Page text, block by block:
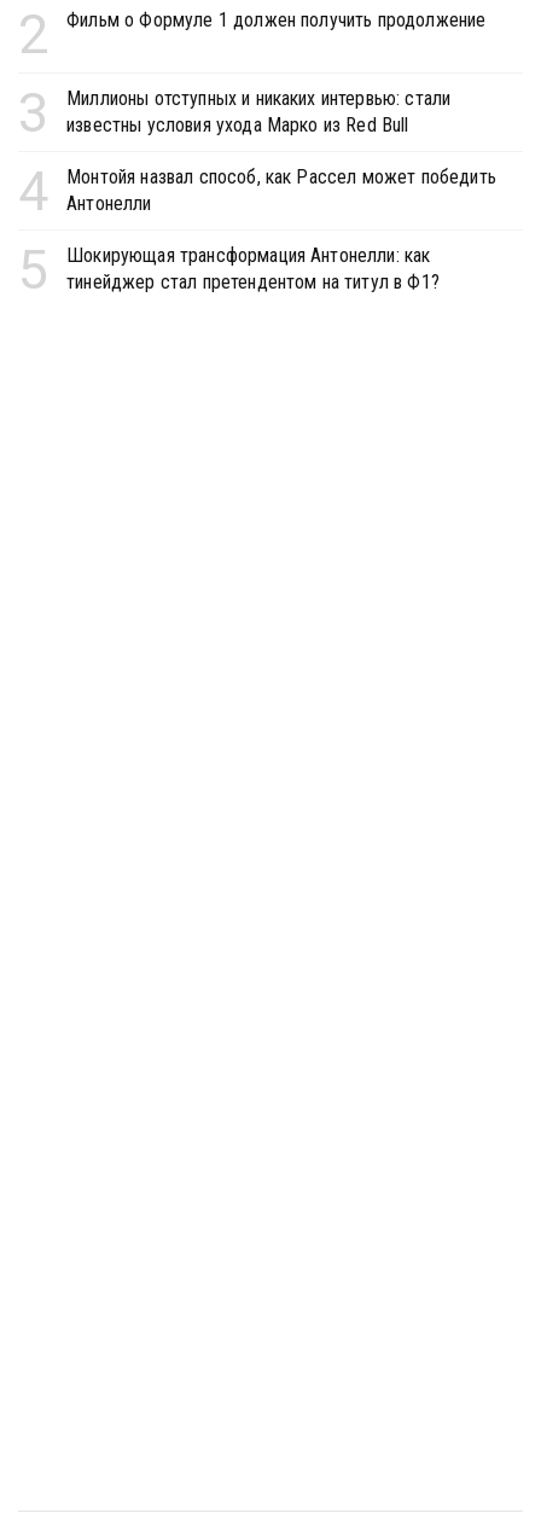
2 Фильм о Формуле 1 должен получить продолжение
3
Миллионы отступных и никаких интервью: стали
известны условия ухода Марко из Red Bull
4
Монтойя назвал способ, как Рассел может победить
Антонелли
5
Шокирующая трансформация Антонелли: как
тинейджер стал претендентом на титул в Ф1?